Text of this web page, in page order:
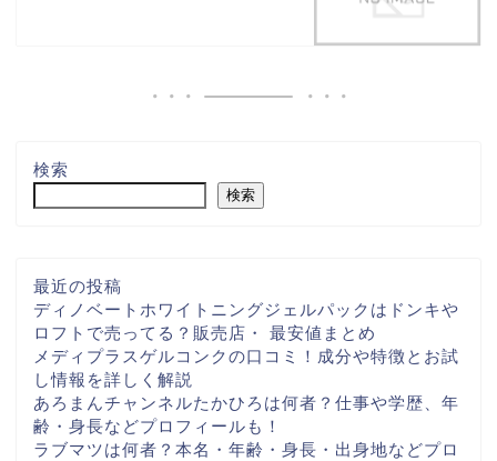
検索
検索
最近の投稿
ディノベートホワイトニングジェルパックはドンキや
ロフトで売ってる？販売店・ 最安値まとめ
メディプラスゲルコンクの口コミ！成分や特徴とお試
し情報を詳しく解説
あろまんチャンネルたかひろは何者？仕事や学歴、年
齢・身長などプロフィールも！
ラブマツは何者？本名・年齢・身長・出身地などプロ